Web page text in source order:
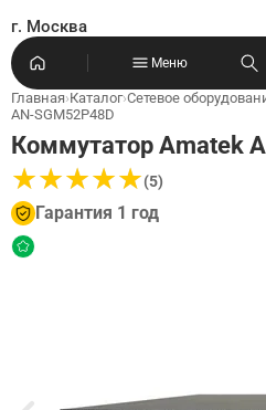
г. Москва
Меню
Главная›Каталог›Сетевое
AN-SGM52P48D
Коммутатор Amatek
★★★★★
★★★★★(5)
Гарантия 1 год